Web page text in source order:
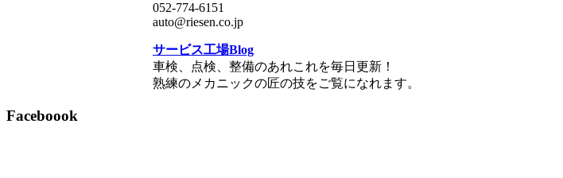
052-774-6151
auto@riesen.co.jp
サービス工場Blog
車検、点検、整備のあれこれを毎日更新！
熟練のメカニックの匠の技をご覧になれます。
Faceboook